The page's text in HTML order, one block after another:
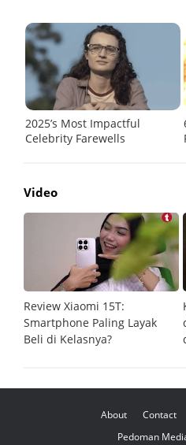
Video
Review Xiaomi 15T:
Smartphone Paling Layak
Beli di Kelasnya?
About Contact
Pedoman